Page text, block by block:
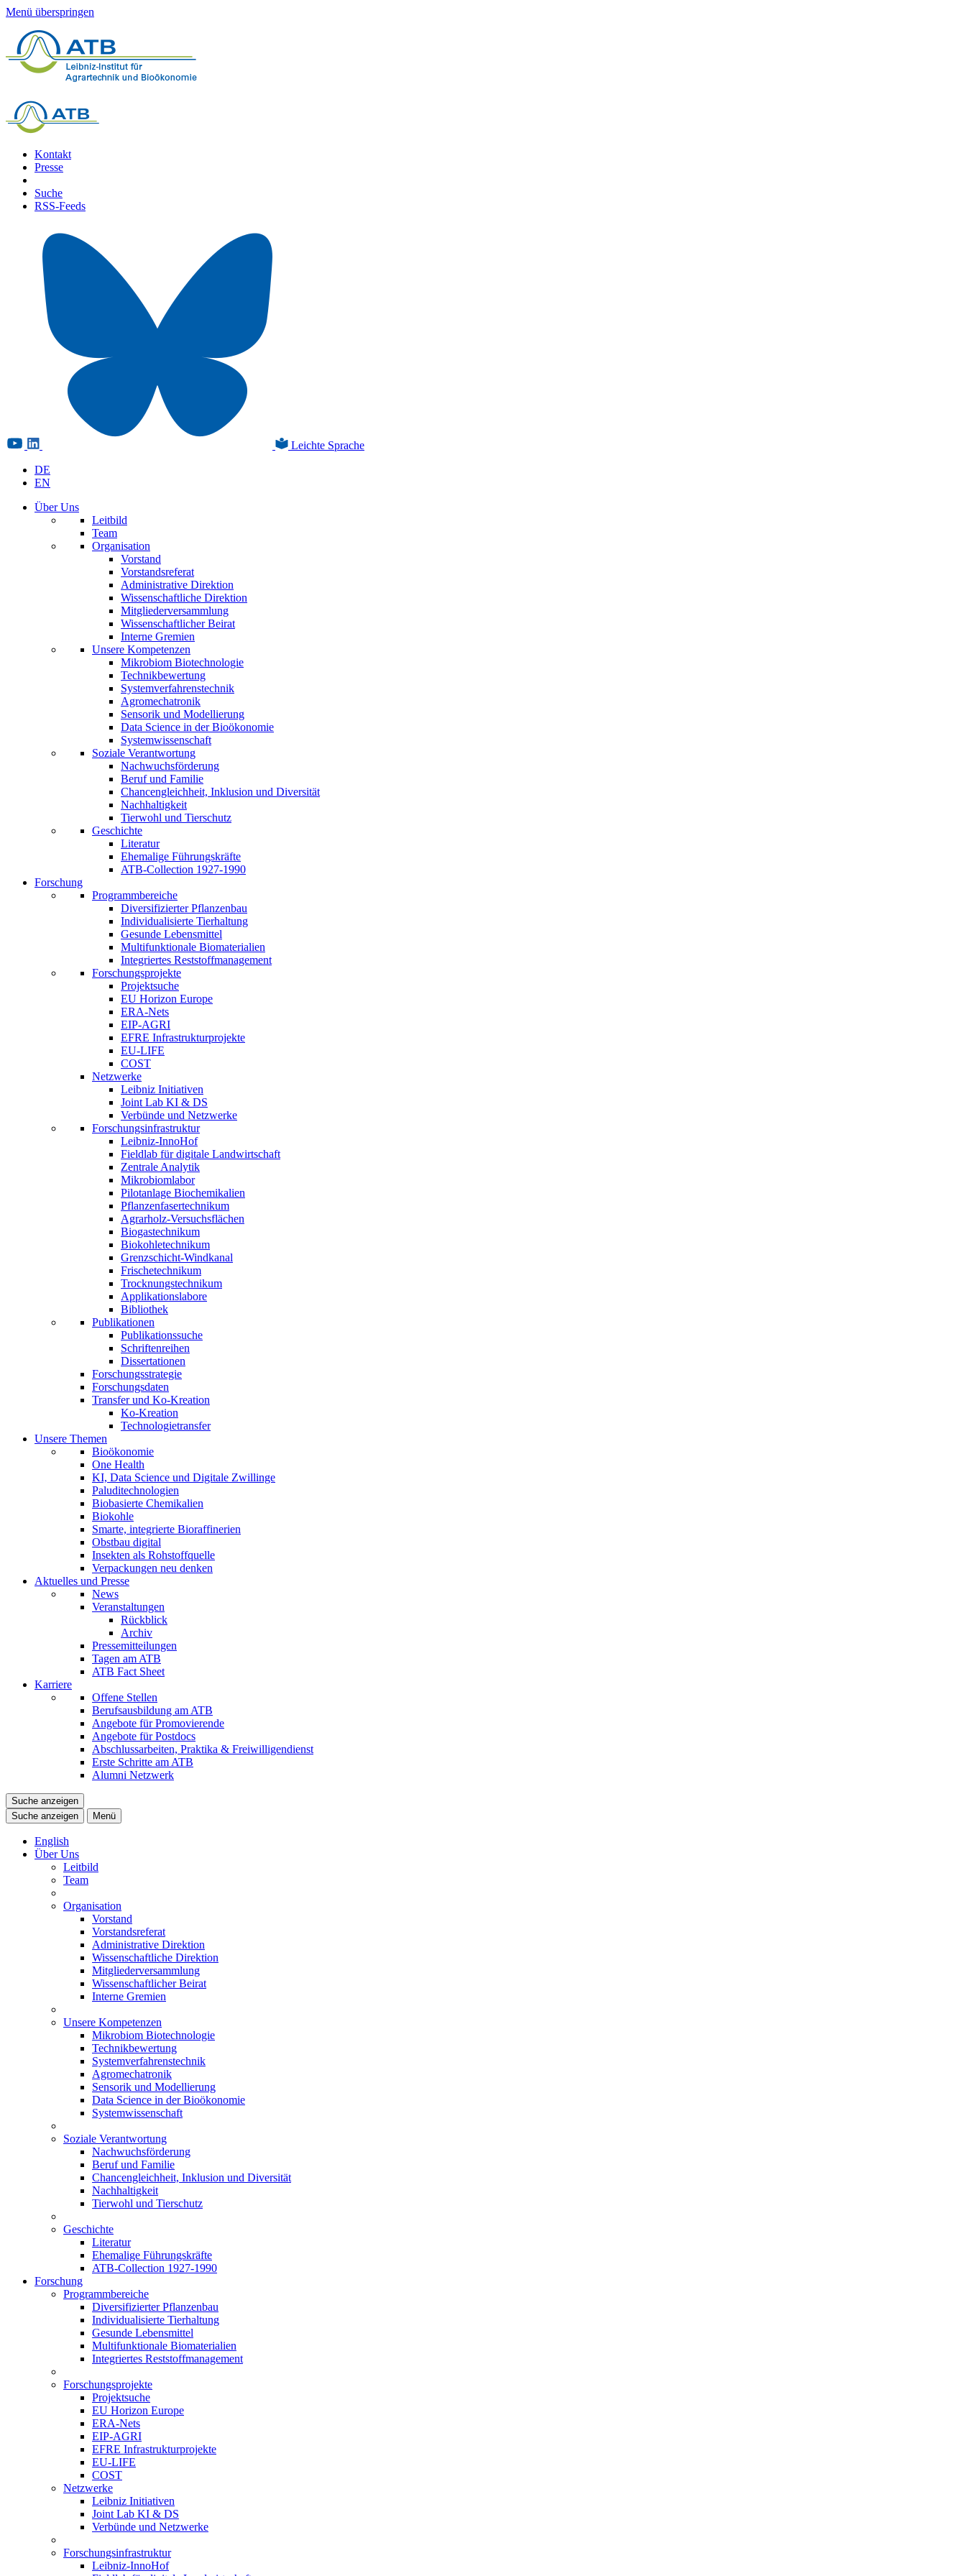
Menü überspringen
Kontakt
Presse
Suche
RSS-Feeds
Leichte Sprache
DE
EN
Über Uns
Leitbild
Team
Organisation
Vorstand
Vorstandsreferat
Administrative Direktion
Wissenschaftliche Direktion
Mitgliederversammlung
Wissenschaftlicher Beirat
Interne Gremien
Unsere Kompetenzen
Mikrobiom Biotechnologie
Technikbewertung
Systemverfahrenstechnik
Agromechatronik
Sensorik und Modellierung
Data Science in der Bioökonomie
Systemwissenschaft
Soziale Verantwortung
Nachwuchsförderung
Beruf und Familie
Chancengleichheit, Inklusion und Diversität
Nachhaltigkeit
Tierwohl und Tierschutz
Geschichte
Literatur
Ehemalige Führungskräfte
ATB-Collection 1927-1990
Forschung
Programmbereiche
Diversifizierter Pflanzenbau
Individualisierte Tierhaltung
Gesunde Lebensmittel
Multifunktionale Biomaterialien
Integriertes Reststoffmanagement
Forschungsprojekte
Projektsuche
EU Horizon Europe
ERA-Nets
EIP-AGRI
EFRE Infrastrukturprojekte
EU-LIFE
COST
Netzwerke
Leibniz Initiativen
Joint Lab KI & DS
Verbünde und Netzwerke
Forschungsinfrastruktur
Leibniz-InnoHof
Fieldlab für digitale Landwirtschaft
Zentrale Analytik
Mikrobiomlabor
Pilotanlage Biochemikalien
Pflanzenfasertechnikum
Agrarholz-Versuchsflächen
Biogastechnikum
Biokohletechnikum
Grenzschicht-Windkanal
Frischetechnikum
Trocknungstechnikum
Applikationslabore
Bibliothek
Publikationen
Publikationssuche
Schriftenreihen
Dissertationen
Forschungsstrategie
Forschungsdaten
Transfer und Ko-Kreation
Ko-Kreation
Technologietransfer
Unsere Themen
Bioökonomie
One Health
KI, Data Science und Digitale Zwillinge
Paluditechnologien
Biobasierte Chemikalien
Biokohle
Smarte, integrierte Bioraffinerien
Obstbau digital
Insekten als Rohstoffquelle
Verpackungen neu denken
Aktuelles und Presse
News
Veranstaltungen
Rückblick
Archiv
Pressemitteilungen
Tagen am ATB
ATB Fact Sheet
Karriere
Offene Stellen
Berufsausbildung am ATB
Angebote für Promovierende
Angebote für Postdocs
Abschlussarbeiten, Praktika & Freiwilligendienst
Erste Schritte am ATB
Alumni Netzwerk
Suche anzeigen
Suche anzeigen
Menü
English
Über Uns
Leitbild
Team
Organisation
Vorstand
Vorstandsreferat
Administrative Direktion
Wissenschaftliche Direktion
Mitgliederversammlung
Wissenschaftlicher Beirat
Interne Gremien
Unsere Kompetenzen
Mikrobiom Biotechnologie
Technikbewertung
Systemverfahrenstechnik
Agromechatronik
Sensorik und Modellierung
Data Science in der Bioökonomie
Systemwissenschaft
Soziale Verantwortung
Nachwuchsförderung
Beruf und Familie
Chancengleichheit, Inklusion und Diversität
Nachhaltigkeit
Tierwohl und Tierschutz
Geschichte
Literatur
Ehemalige Führungskräfte
ATB-Collection 1927-1990
Forschung
Programmbereiche
Diversifizierter Pflanzenbau
Individualisierte Tierhaltung
Gesunde Lebensmittel
Multifunktionale Biomaterialien
Integriertes Reststoffmanagement
Forschungsprojekte
Projektsuche
EU Horizon Europe
ERA-Nets
EIP-AGRI
EFRE Infrastrukturprojekte
EU-LIFE
COST
Netzwerke
Leibniz Initiativen
Joint Lab KI & DS
Verbünde und Netzwerke
Forschungsinfrastruktur
Leibniz-InnoHof